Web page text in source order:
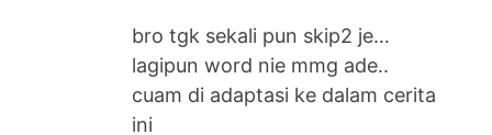
bro tgk sekali pun skip2 je…
lagipun word nie mmg ade..
cuam di adaptasi ke dalam cerita
ini